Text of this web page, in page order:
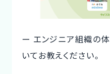
ー エンジニア組織の
いてお教えください。